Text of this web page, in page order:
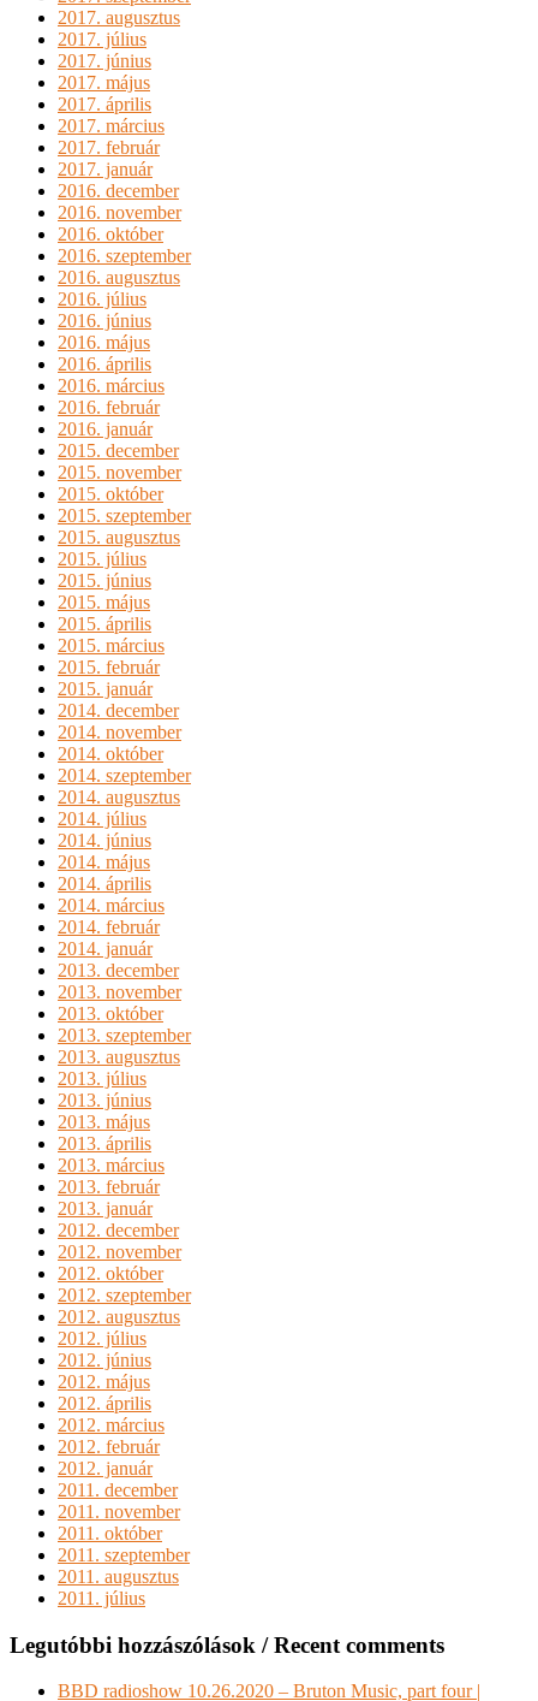
2017. augusztus
2017. július
2017. június
2017. május
2017. április
2017. március
2017. február
2017. január
2016. december
2016. november
2016. október
2016. szeptember
2016. augusztus
2016. július
2016. június
2016. május
2016. április
2016. március
2016. február
2016. január
2015. december
2015. november
2015. október
2015. szeptember
2015. augusztus
2015. július
2015. június
2015. május
2015. április
2015. március
2015. február
2015. január
2014. december
2014. november
2014. október
2014. szeptember
2014. augusztus
2014. július
2014. június
2014. május
2014. április
2014. március
2014. február
2014. január
2013. december
2013. november
2013. október
2013. szeptember
2013. augusztus
2013. július
2013. június
2013. május
2013. április
2013. március
2013. február
2013. január
2012. december
2012. november
2012. október
2012. szeptember
2012. augusztus
2012. július
2012. június
2012. május
2012. április
2012. március
2012. február
2012. január
2011. december
2011. november
2011. október
2011. szeptember
2011. augusztus
2011. július
Legutóbbi hozzászólások / Recent comments
BBD radioshow 10.26.2020 – Bruton Music, part four |